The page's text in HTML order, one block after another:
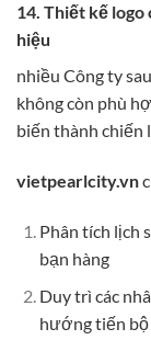
14. Thiết kế
hiệu
nhiều Công ty
không còn phù
biến thành chiến
vietpearlcity.vn
Phân tích lịch
bạn hàng
Duy trì các
hướng tiến bộ